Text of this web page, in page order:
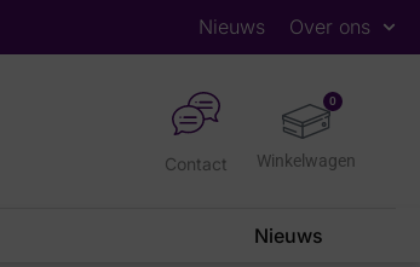
Nieuws Over ons
0
Contact
Nieuws